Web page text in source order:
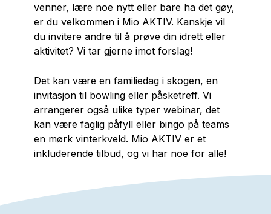
venner, lære noe nytt eller bare ha det gøy,
er du velkommen i Mio AKTIV. Kanskje vil
du invitere andre til å prøve din idrett eller
aktivitet? Vi tar gjerne imot forslag!
Det kan være en familiedag i skogen, en
invitasjon til bowling eller påsketreff. Vi
arrangerer også ulike typer webinar, det
kan være faglig påfyll eller bingo på teams
en mørk vinterkveld. Mio AKTIV er et
inkluderende tilbud, og vi har noe for alle!